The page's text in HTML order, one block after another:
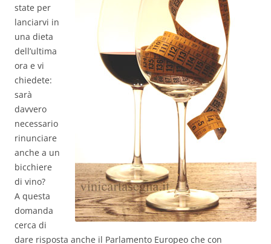
state per
lanciarvi in
una dieta
dell’ultima
ora e vi
chiedete:
sarà
davvero
necessario
rinunciare
anche a un
bicchiere
di vino?
A questa
domanda
cerca di
dare risposta anche il Parlamento Europeo che con